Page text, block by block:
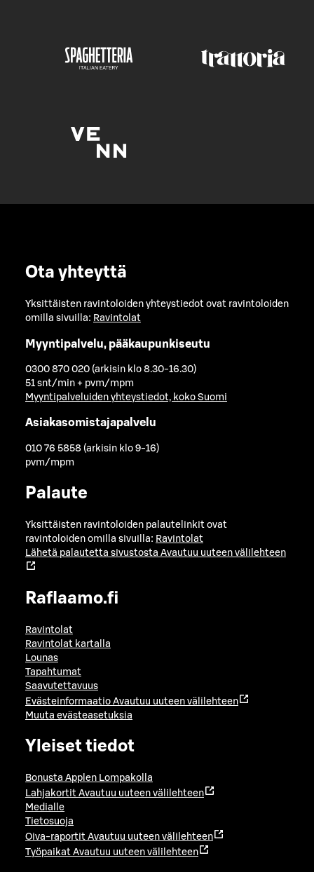
Ota yhteyttä
Yksittäisten ravintoloiden yhteystiedot ovat ravintoloiden
omilla sivuilla: Ravintolat
Myyntipalvelu, pääkaupunkiseutu
0300 870 020 (arkisin klo 8.30-16.30)
51 snt/min + pvm/mpm
Myyntipalveluiden yhteystiedot, koko Suomi
Asiakasomistajapalvelu
010 76 5858 (arkisin klo 9-16)
pvm/mpm
Palaute
Yksittäisten ravintoloiden palautelinkit ovat
ravintoloiden omilla sivuilla: Ravintolat
Lähetä palautetta sivustosta Avautuu uuteen välilehteen
Raflaamo.fi
Ravintolat
Ravintolat kartalla
Lounas
Tapahtumat
Saavutettavuus
Evästeinformaatio Avautuu uuteen välilehteen
Muuta evästeasetuksia
Yleiset tiedot
Bonusta Applen Lompakolla
Lahjakortit Avautuu uuteen välilehteen
Medialle
Tietosuoja
Oiva-raportit Avautuu uuteen välilehteen
Työpaikat Avautuu uuteen välilehteen